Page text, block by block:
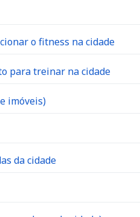
o fitness na cidade
para treinar na cidade
imóveis)
da cidade